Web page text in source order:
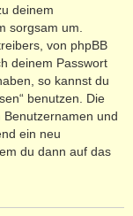
deinem
sorgsam um.
von phpBB
deinem Passwort
so kannst du
benutzen. Die
und
ein neu
du dann auf das